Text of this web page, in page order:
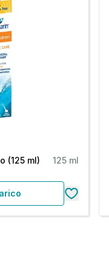
(125 ml) 125 ml